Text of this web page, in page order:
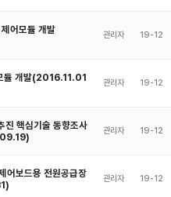
어모듈 개발
관리자 19-12
듈 개발(2016.11.01
관리자 19-12
진 핵심기술 동향조사
관리자 19-12
어보드용 전원공급장
관리자 19-12